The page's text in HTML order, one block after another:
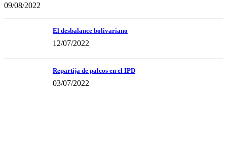
09/08/2022
El desbalance bolivariano
12/07/2022
Repartija de palcos en el IPD
03/07/2022